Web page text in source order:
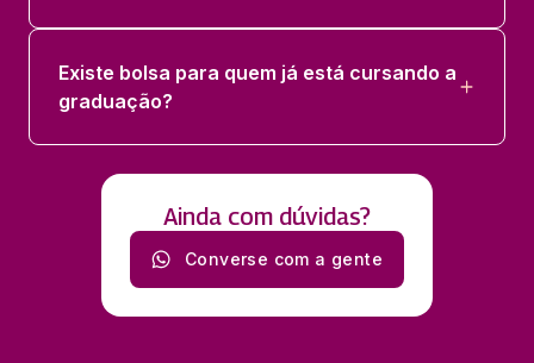
Existe bolsa para quem já está cursando a
graduação?
Ainda com dúvidas?
Converse com a gente